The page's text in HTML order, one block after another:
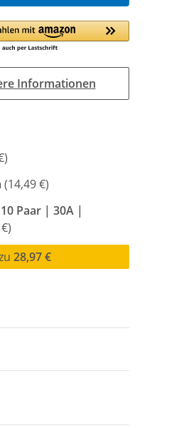
Informationen
(14,49 €)
Paar | 30A |
28,97 €